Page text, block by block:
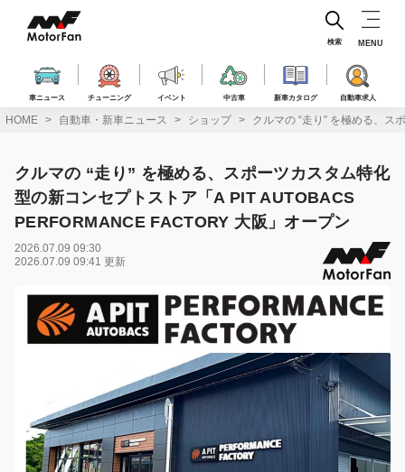
ス
車ニュース チューニング イベント 中古車 新車カタログ 自動車求人
検索 MENU
HOME 自動車・新車ニュース ショップ クルマの “走り” を極める、ス
クルマの “走り” を極める、スポーツカスタム特化
型の新コンセプトストア「A PIT AUTOBACS
PERFORMANCE FACTORY 大阪」オープン
2026.07.09 09:30
2026.07.09 09:41 更新